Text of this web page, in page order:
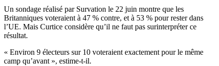
Un sondage réalisé par Survation le 22 juin montre que les
Britanniques voteraient à 47 % contre, et à 53 % pour rester dans
l’UE. Mais Curtice considère qu’il ne faut pas surinterpréter ce
résultat.
« Environ 9 électeurs sur 10 voteraient exactement pour le même
camp qu’avant », estime-t-il.